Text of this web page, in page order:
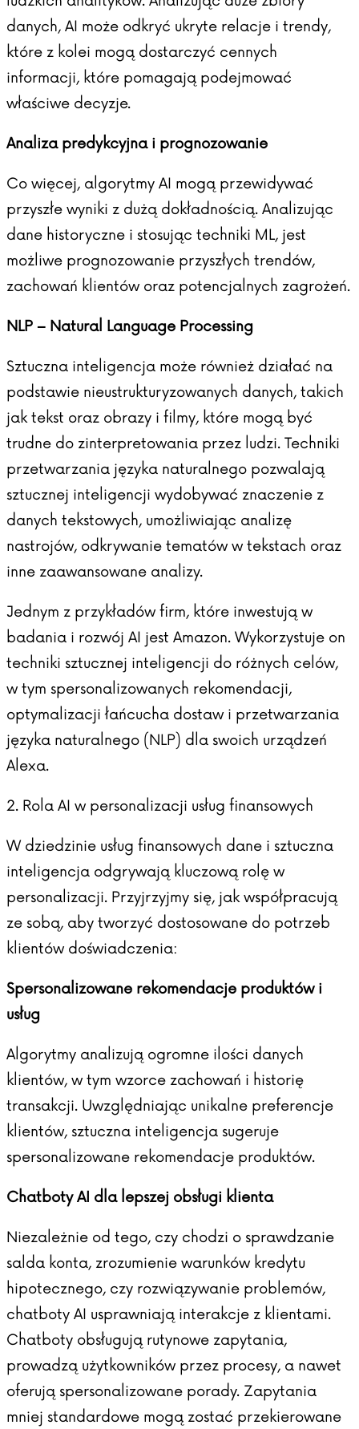
danych, AI może odkryć ukryte relacje i trendy,
które z kolei mogą dostarczyć cennych
informacji, które pomagają podejmować
właściwe decyzje.
Analiza predykcyjna i prognozowanie
Co więcej, algorytmy AI mogą przewidywać
przyszłe wyniki z dużą dokładnością. Analizując
dane historyczne i stosując techniki ML, jest
możliwe prognozowanie przyszłych trendów,
zachowań klientów oraz potencjalnych zagrożeń.
NLP – Natural Language Processing
Sztuczna inteligencja może również działać na
podstawie nieustrukturyzowanych danych, takich
jak tekst oraz obrazy i filmy, które mogą być
trudne do zinterpretowania przez ludzi. Techniki
przetwarzania języka naturalnego pozwalają
sztucznej inteligencji wydobywać znaczenie z
danych tekstowych, umożliwiając analizę
nastrojów, odkrywanie tematów w tekstach oraz
inne zaawansowane analizy.
Jednym z przykładów firm, które inwestują w
badania i rozwój AI jest Amazon. Wykorzystuje on
techniki sztucznej inteligencji do różnych celów,
w tym spersonalizowanych rekomendacji,
optymalizacji łańcucha dostaw i przetwarzania
języka naturalnego (NLP) dla swoich urządzeń
Alexa.
2. Rola AI w personalizacji usług finansowych
W dziedzinie usług finansowych dane i sztuczna
inteligencja odgrywają kluczową rolę w
personalizacji. Przyjrzyjmy się, jak współpracują
ze sobą, aby tworzyć dostosowane do potrzeb
klientów doświadczenia:
Spersonalizowane rekomendacje produktów i
usług
Algorytmy analizują ogromne ilości danych
klientów, w tym wzorce zachowań i historię
transakcji. Uwzględniając unikalne preferencje
klientów, sztuczna inteligencja sugeruje
spersonalizowane rekomendacje produktów.
Chatboty AI dla lepszej obsługi klienta
Niezależnie od tego, czy chodzi o sprawdzanie
salda konta, zrozumienie warunków kredytu
hipotecznego, czy rozwiązywanie problemów,
chatboty AI usprawniają interakcje z klientami.
Chatboty obsługują rutynowe zapytania,
prowadzą użytkowników przez procesy, a nawet
oferują spersonalizowane porady. Zapytania
mniej standardowe mogą zostać przekierowane